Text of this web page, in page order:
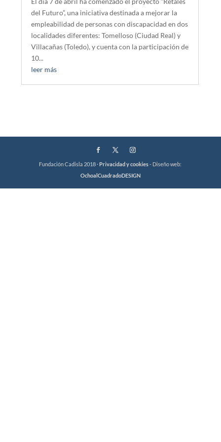
del Futuro”, una iniciativa destinada a mejorar la
empleabilidad de personas con discapacidad en dos
localidades diferentes: Tomelloso (Ciudad Real) y
Villacañas (Toledo), y cuenta con la participación de
10...
leer más
Fundación Cadisla 2018 ·Privacidad y cookies- Diseño web:
OchoalCuadradoDESIGN